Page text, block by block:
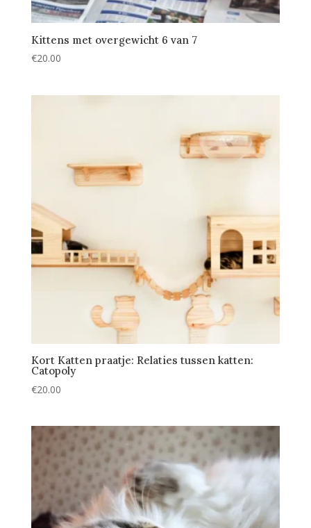
Kittens met overgewicht 6 van 7
€20.00
Kort Katten praatje: Relaties tussen katten:
Catopoly
€20.00